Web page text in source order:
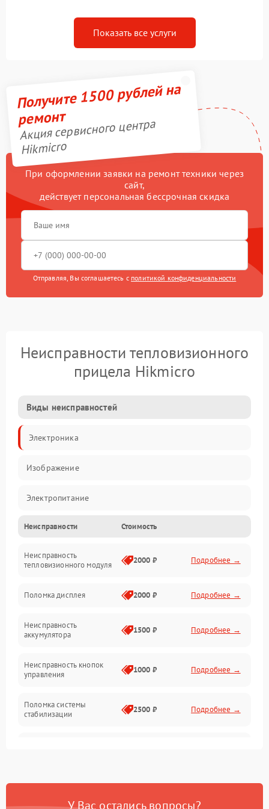
Показать все услуги
Получите 1500 рублей на
ремонт
Акция сервисного центра
Hikmicro
При оформлении заявки на ремонт техники через
сайт,
действует персональная бессрочная скидка
Отправляя, Вы соглашаетесь с политикой конфиденциальности
Неисправности тепловизионного
прицела Hikmicro
Виды неисправностей
Электроника
Изображение
Электропитание
Измерения
Матрица
Неисправности Стоимость
Неисправность
тепловизионного модуля
2000 ₽ Подробнее →
Поломка дисплея 2000 ₽ Подробнее →
Неисправность
аккумулятора
1500 ₽ Подробнее →
Неисправность кнопок
управления
1000 ₽ Подробнее →
Поломка системы
стабилизации
2500 ₽ Подробнее →
Неисправность системы
У Вас остались вопросы?